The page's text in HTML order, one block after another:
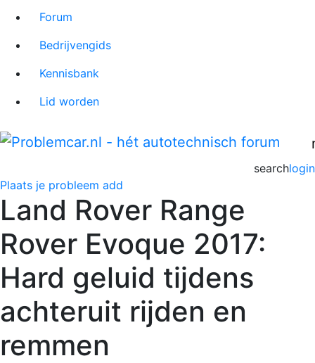
Forum
Bedrijvengids
Kennisbank
Lid worden
login
search
Plaats je probleem add
Land Rover Range
Rover Evoque 2017:
Hard geluid tijdens
achteruit rijden en
remmen